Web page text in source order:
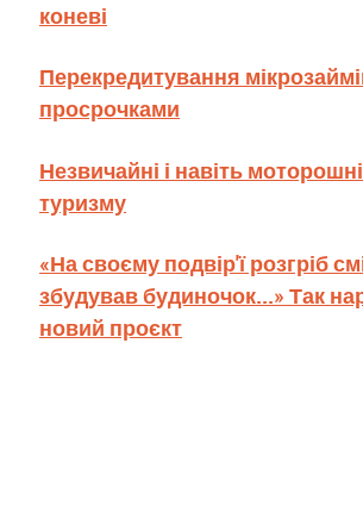
коневі
Перекредитування
просрочками
Незвичайні і навіть
туризму
«На своєму подвір'ї розгріб
збудував будиночок...» Так
новий проєкт